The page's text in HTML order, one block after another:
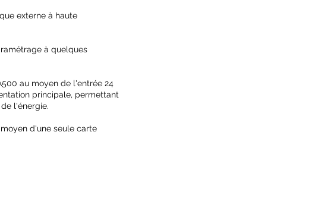
externe à haute
à quelques
au moyen de l'entrée 24
principale, permettant
l'énergie.
d'une seule carte